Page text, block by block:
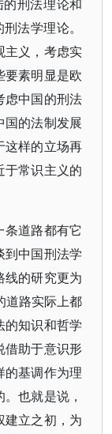
刑法理论和
法学理论。
主义，考虑实
要素明显是欧
虑中国的刑法
的法制发展
这样的立场再
常识主义的
道路都有它
到中国刑法学
线的研究更为
道路实际上都
知识和哲学
借助于意识形
基调作为理
也就是说，
建立之初，为